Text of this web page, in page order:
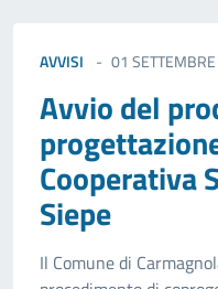
AVVISI 01
Avvio del
Cooperativa
Siepe
Il Comune di